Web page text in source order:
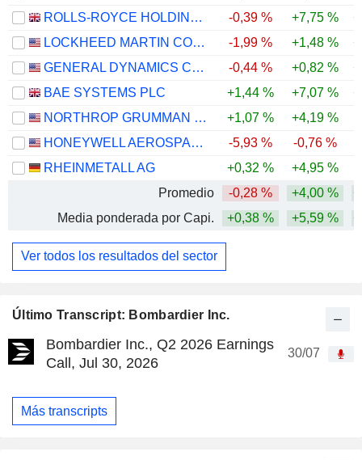
Último Transcript: Bombardier Inc.
Bombardier Inc., Q2 2026 Earnings
Call, Jul 30, 2026
30/07
Más transcripts
ROLLS-ROYCE HOLDINGS PLC
-0,39 % +7,75 %
LOCKHEED MARTIN CORPORATION
-1,99 % +1,48 %
GENERAL DYNAMICS CORPORATION
-0,44 % +0,82 %
BAE SYSTEMS PLC
+1,44 % +7,07 %
NORTHROP GRUMMAN CORPORATION
+1,07 % +4,19 %
HONEYWELL AEROSPACE INC.
-5,93 %
-0,76 %
RHEINMETALL AG
+0,32 % +4,95 %
Promedio
-0,28 % +4,00 %
Media ponderada por Capi.
+0,38 % +5,59 %
Ver todos los resultados del sector